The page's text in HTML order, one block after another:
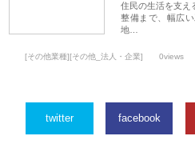
住民の生活を支え
整備まで、幅広
地…
[その他業種][その他_法人・企業] 0views
twitter facebook